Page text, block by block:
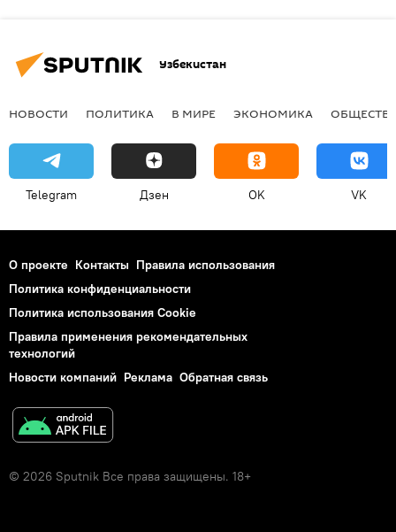
Узбекистан
НОВОСТИ ПОЛИТИКА В МИРЕ ЭКОНОМИКА
Telegram Дзен OK VK
О проекте Контакты Правила использования
Политика конфиденциальности
Политика использования Cookie
Правила применения рекомендательных
технологий
Новости компаний Реклама Обратная связь
© 2026 Sputnik Все права защищены. 18+